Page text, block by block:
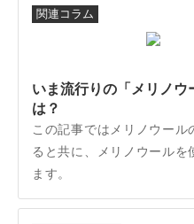
関連コラム
いま流行りの「メリノウ
は？
この記事ではメリノウール
ると共に、メリノウールを
ます。